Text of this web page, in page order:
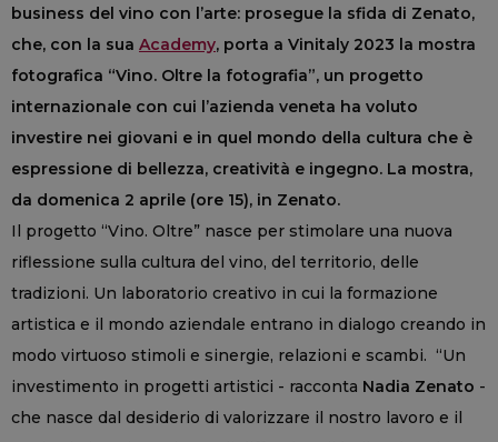
business del vino con l’arte: prosegue la sfida di Zenato,
che, con la sua Academy, porta a Vinitaly 2023 la mostra
fotografica “Vino. Oltre la fotografia”, un progetto
internazionale con cui l’azienda veneta ha voluto
investire nei giovani e in quel mondo della cultura che è
espressione di bellezza, creatività e ingegno. La mostra,
da domenica 2 aprile (ore 15), in Zenato.
Il progetto “Vino. Oltre” nasce per stimolare una nuova
riflessione sulla cultura del vino, del territorio, delle
tradizioni. Un laboratorio creativo in cui la formazione
artistica e il mondo aziendale entrano in dialogo creando in
modo virtuoso stimoli e sinergie, relazioni e scambi. “Un
investimento in progetti artistici - racconta Nadia Zenato -
che nasce dal desiderio di valorizzare il nostro lavoro e il